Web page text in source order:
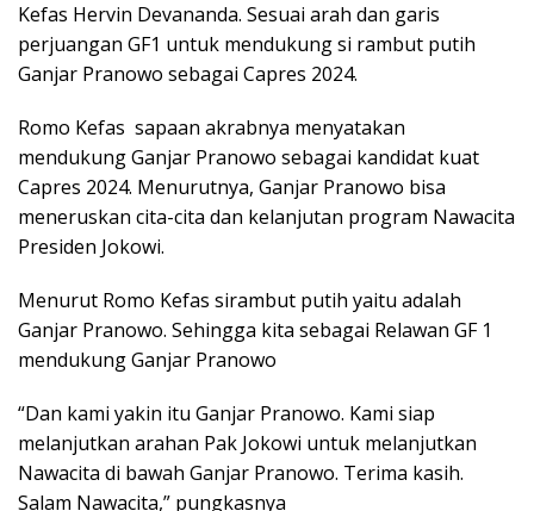
Kefas Hervin Devananda. Sesuai arah dan garis
perjuangan GF1 untuk mendukung si rambut putih
Ganjar Pranowo sebagai Capres 2024.
Romo Kefas sapaan akrabnya menyatakan
mendukung Ganjar Pranowo sebagai kandidat kuat
Capres 2024. Menurutnya, Ganjar Pranowo bisa
meneruskan cita-cita dan kelanjutan program Nawacita
Presiden Jokowi.
Menurut Romo Kefas sirambut putih yaitu adalah
Ganjar Pranowo. Sehingga kita sebagai Relawan GF 1
mendukung Ganjar Pranowo
“Dan kami yakin itu Ganjar Pranowo. Kami siap
melanjutkan arahan Pak Jokowi untuk melanjutkan
Nawacita di bawah Ganjar Pranowo. Terima kasih.
Salam Nawacita,” pungkasnya